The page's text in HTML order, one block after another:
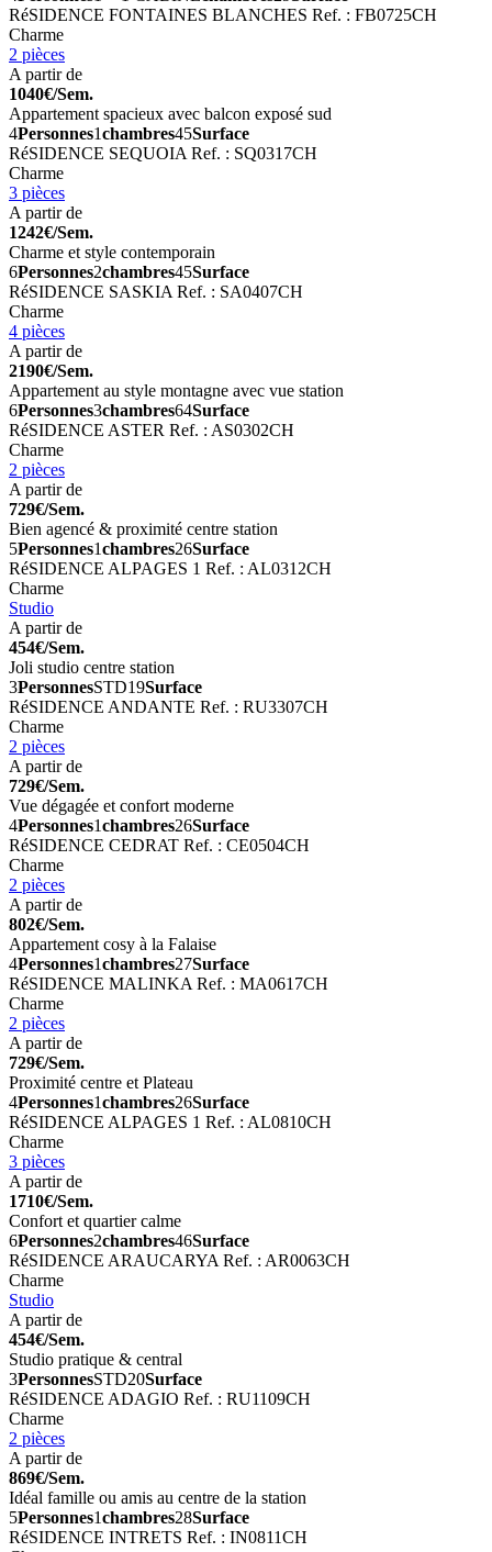
RéSIDENCE FONTAINES BLANCHES Ref. : FB0725CH
Charme
2 pièces
A partir de
1040€/Sem.
Appartement spacieux avec balcon exposé sud
4Personnes1chambres45Surface
RéSIDENCE SEQUOIA Ref. : SQ0317CH
Charme
3 pièces
A partir de
1242€/Sem.
Charme et style contemporain
6Personnes2chambres45Surface
RéSIDENCE SASKIA Ref. : SA0407CH
Charme
4 pièces
A partir de
2190€/Sem.
Appartement au style montagne avec vue station
6Personnes3chambres64Surface
RéSIDENCE ASTER Ref. : AS0302CH
Charme
2 pièces
A partir de
729€/Sem.
Bien agencé & proximité centre station
5Personnes1chambres26Surface
RéSIDENCE ALPAGES 1 Ref. : AL0312CH
Charme
Studio
A partir de
454€/Sem.
Joli studio centre station
3PersonnesSTD19Surface
RéSIDENCE ANDANTE Ref. : RU3307CH
Charme
2 pièces
A partir de
729€/Sem.
Vue dégagée et confort moderne
4Personnes1chambres26Surface
RéSIDENCE CEDRAT Ref. : CE0504CH
Charme
2 pièces
A partir de
802€/Sem.
Appartement cosy à la Falaise
4Personnes1chambres27Surface
RéSIDENCE MALINKA Ref. : MA0617CH
Charme
2 pièces
A partir de
729€/Sem.
Proximité centre et Plateau
4Personnes1chambres26Surface
RéSIDENCE ALPAGES 1 Ref. : AL0810CH
Charme
3 pièces
A partir de
1710€/Sem.
Confort et quartier calme
6Personnes2chambres46Surface
RéSIDENCE ARAUCARYA Ref. : AR0063CH
Charme
Studio
A partir de
454€/Sem.
Studio pratique & central
3PersonnesSTD20Surface
RéSIDENCE ADAGIO Ref. : RU1109CH
Charme
2 pièces
A partir de
869€/Sem.
Idéal famille ou amis au centre de la station
5Personnes1chambres28Surface
RéSIDENCE INTRETS Ref. : IN0811CH